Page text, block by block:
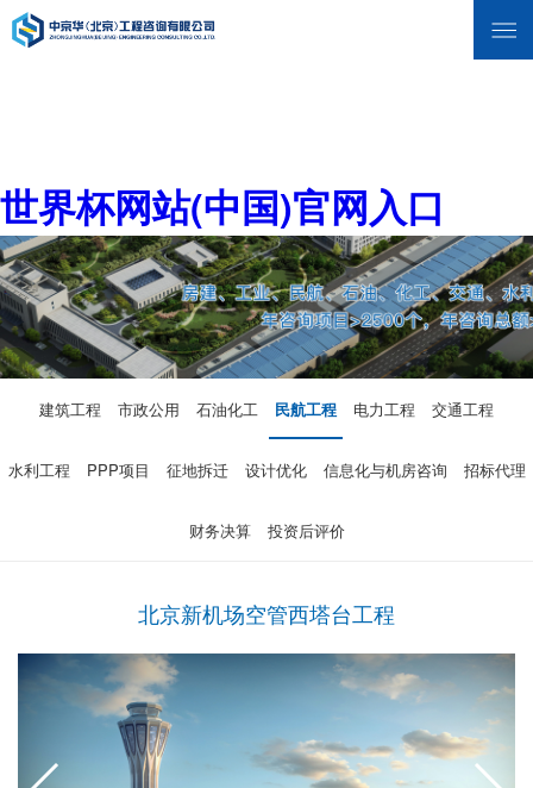
世界杯网站(中国)官网入口
建筑工程 市政公用 石油化工 民航工程 电力工程 交通工程
水利工程 PPP项目 征地拆迁 设计优化 信息化与机房咨询 招标代理
财务决算 投资后评价
北京新机场空管西塔台工程